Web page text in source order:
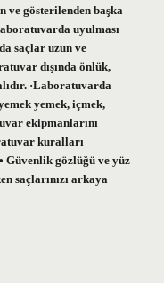
ve gösterilenden başka
uyulması
saçlar uzun ve
dışında önlük,
·Laboratuvarda
yemek, içmek,
ekipmanlarını
kuralları
gözlüğü ve yüz
saçlarınızı arkaya